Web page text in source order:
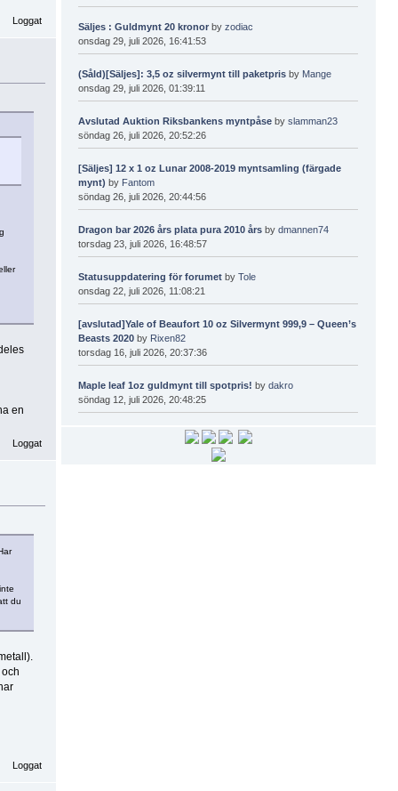
Loggat
en
Loggat
du
Loggat
Säljes : Guldmynt 20 kronorbyzodiac
onsdag 29, juli 2026, 16:41:53
(Såld)[Säljes]: 3,5 oz silvermynt till paketpris by Mange
onsdag 29, juli 2026, 01:39:11
Avslutad Auktion Riksbankens myntpåse byslamman23
söndag 26, juli 2026, 20:52:26
[Säljes] 12 x 1 oz Lunar 2008-2019 myntsamling (färgade
mynt) by Fantom
söndag 26, juli 2026, 20:44:56
Dragon bar 2026 års plata pura 2010 års bydmannen74
torsdag 23, juli 2026, 16:48:57
Statusuppdatering för forumet byTole
onsdag 22, juli 2026, 11:08:21
[avslutad]Yale of Beaufort 10 oz Silvermynt 999,9 – Queen’s
Beasts 2020 by Rixen82
torsdag 16, juli 2026, 20:37:36
Maple leaf 1oz guldmynt till spotpris! bydakro
söndag 12, juli 2026, 20:48:25